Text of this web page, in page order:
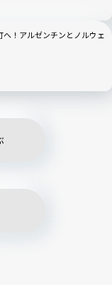
！アルゼンチンとノルウェ